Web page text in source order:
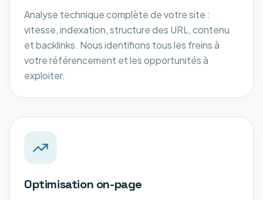
Analyse technique complète de votre site :
vitesse, indexation, structure des URL, contenu
et backlinks. Nous identifions tous les freins à
votre référencement et les opportunités à
exploiter.
Optimisation on-page